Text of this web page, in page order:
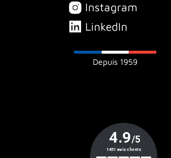
Instagram
LinkedIn
Depuis 1959